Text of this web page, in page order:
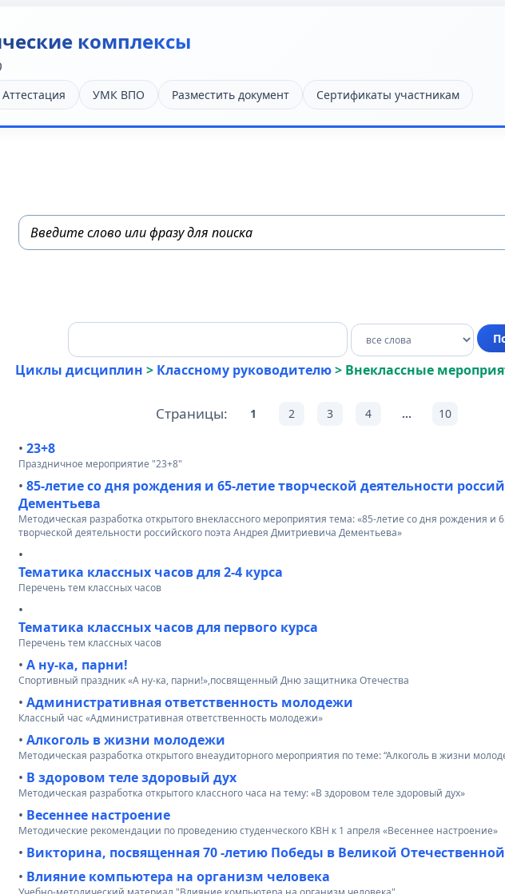
комплексы
Аттестация УМК ВПО Разместить документ Сертификаты участникам
Циклы дисциплин > Классному руководителю> Внеклассные
Страницы: 1 2 3 4 ... 10
• 23+8
Праздничное мероприятие "23+8"
• 85-летие со дня рождения и 65-летие творческой деятельности
Дементьева
Методическая разработка открытого внеклассного мероприятия тема: «85-летие со дня рождения и
творческой деятельности российского поэта Андрея Дмитриевича Дементьева»
•
Тематика классных часов для 2-4 курса
Перечень тем классных часов
•
Тематика классных часов для первого курса
Перечень тем классных часов
• А ну-ка, парни!
Спортивный праздник «А ну-ка, парни!»,посвященный Дню защитника Отечества
• Административная ответственность молодежи
Классный час «Административная ответственность молодежи»
• Алкоголь в жизни молодежи
Методическая разработка открытого внеаудиторного мероприятия по теме: “Алкоголь в жизни
• В здоровом теле здоровый дух
Методическая разработка открытого классного часа на тему: «В здоровом теле здоровый дух»
• Весеннее настроение
Методические рекомендации по проведению студенческого КВН к 1 апреля «Весеннее настроение»
• Викторина, посвященная 70 -летию Победы в Великой
• Влияние компьютера на организм человека